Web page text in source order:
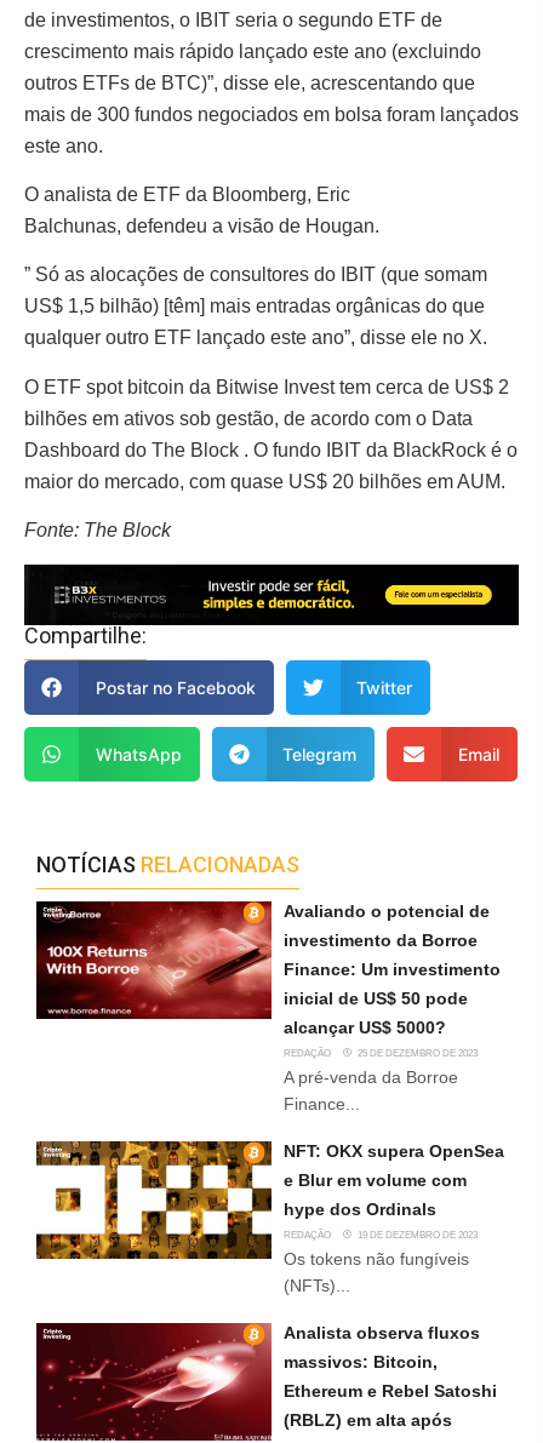
de investimentos, o IBIT seria o segundo ETF de
crescimento mais rápido lançado este ano (excluindo
outros ETFs de BTC)”, disse ele, acrescentando que
mais de 300 fundos negociados em bolsa foram lançados
este ano.
O analista de ETF da Bloomberg, Eric
Balchunas, defendeu a visão de Hougan.
” Só as alocações de consultores do IBIT (que somam
US$ 1,5 bilhão) [têm] mais entradas orgânicas do que
qualquer outro ETF lançado este ano”, disse ele no X.
O ETF spot bitcoin da Bitwise Invest tem cerca de US$ 2
bilhões em ativos sob gestão, de acordo com o Data
Dashboard do The Block . O fundo IBIT da BlackRock é o
maior do mercado, com quase US$ 20 bilhões em AUM.
Fonte: The Block
Compartilhe:
Postar no Facebook Twitter
WhatsApp Telegram Email
NOTÍCIAS RELACIONADAS
Avaliando o potencial de
investimento da Borroe
Finance: Um investimento
inicial de US$ 50 pode
alcançar US$ 5000?
REDAÇÃO 25 DE DEZEMBRO DE 2023
A pré-venda da Borroe
Finance...
NFT: OKX supera OpenSea
e Blur em volume com
hype dos Ordinals
REDAÇÃO 19 DE DEZEMBRO DE 2023
Os tokens não fungíveis
(NFTs)...
Analista observa fluxos
massivos: Bitcoin,
Ethereum e Rebel Satoshi
(RBLZ) em alta após